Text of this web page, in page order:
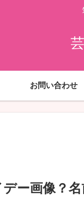
お問い合わせ
ー画像？